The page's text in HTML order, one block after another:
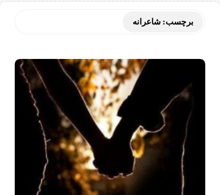
برچسب: شاعرانه